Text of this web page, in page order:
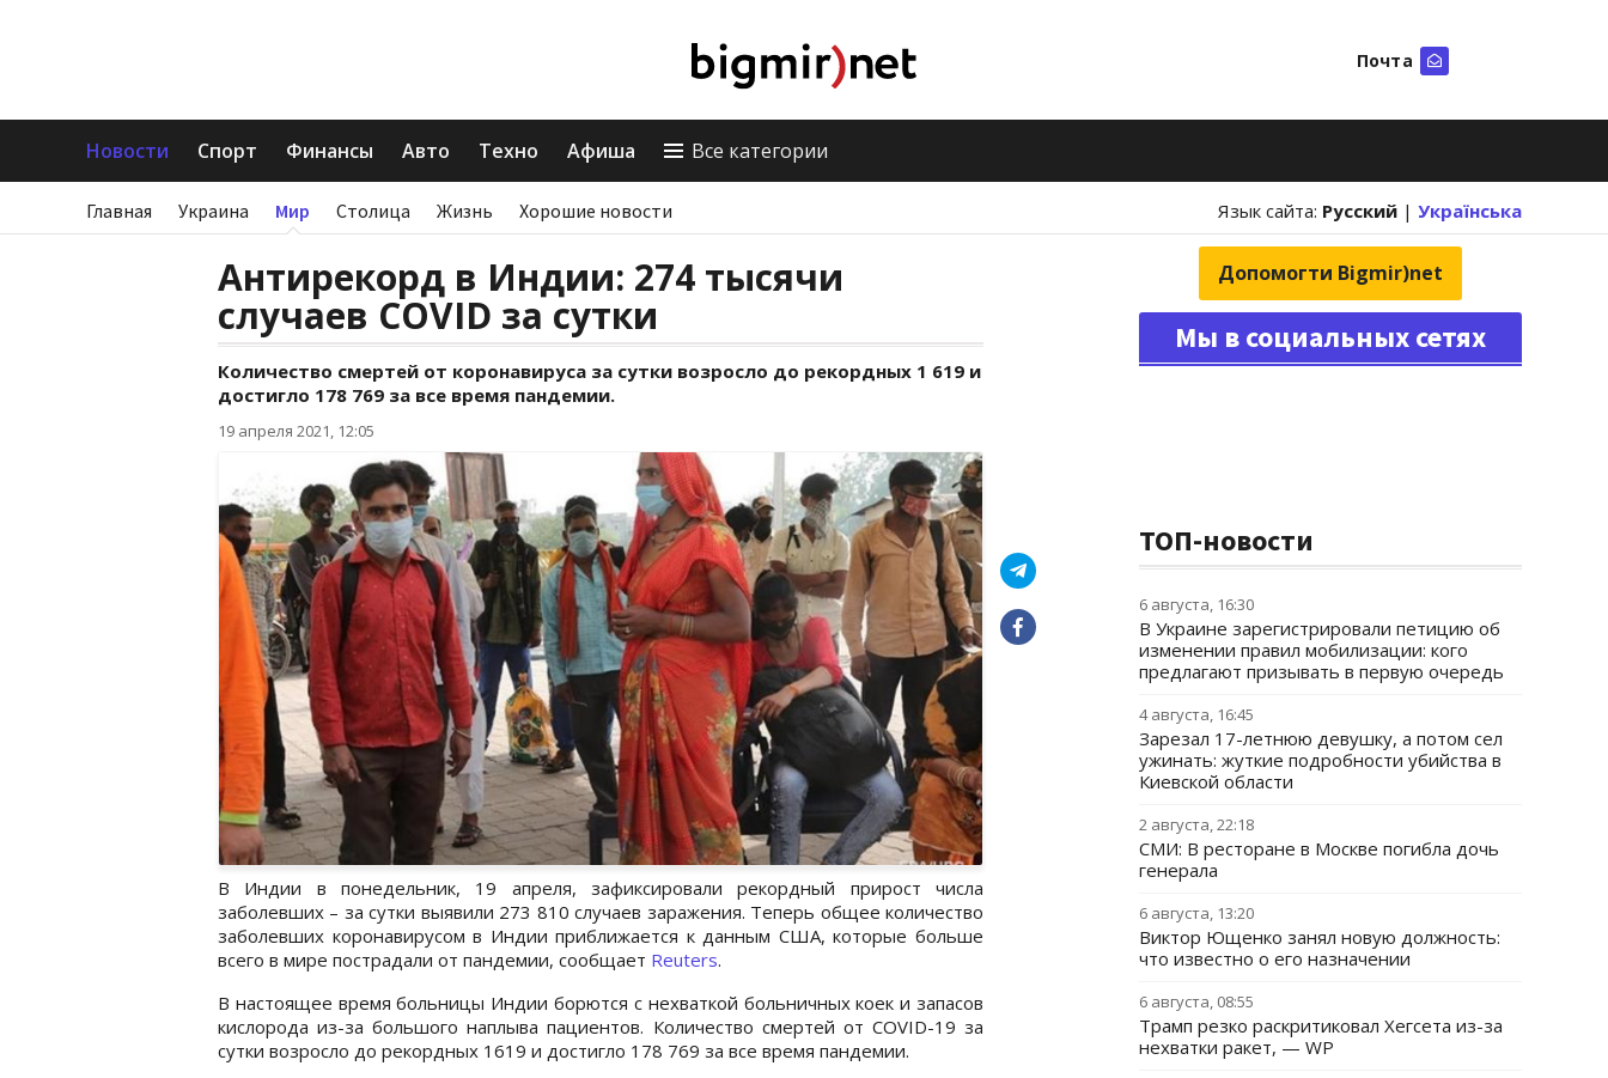
Почта
Новости Спорт Финансы Авто Техно Афиша Все категории
Главная Украина Мир Столица Жизнь Хорошие новости Язык сайта: Русский | Українська
Антирекорд в Индии: 274 тысячи
случаев COVID за сутки
Количество смертей от коронавируса за сутки возросло до рекордных 1 619 и
достигло 178 769 за все время пандемии.
19 апреля 2021, 12:05
В Индии в понедельник, 19 апреля, зафиксировали рекордный прирост числа
заболевших – за сутки выявили 273 810 случаев заражения. Теперь общее количество
заболевших коронавирусом в Индии приближается к данным США, которые больше
всего в мире пострадали от пандемии, сообщает Reuters.
В настоящее время больницы Индии борются с нехваткой больничных коек и запасов
кислорода из-за большого наплыва пациентов. Количество смертей от COVID-19 за
сутки возросло до рекордных 1619 и достигло 178 769 за все время пандемии.
Допомогти Bigmir)net
Мы в социальных сетях
ТОП-новости
6 августа, 16:30
В Украине зарегистрировали петицию об
изменении правил мобилизации: кого
предлагают призывать в первую очередь
4 августа, 16:45
Зарезал 17-летнюю девушку, а потом сел
ужинать: жуткие подробности убийства в
Киевской области
2 августа, 22:18
СМИ: В ресторане в Москве погибла дочь
генерала
6 августа, 13:20
Виктор Ющенко занял новую должность:
что известно о его назначении
6 августа, 08:55
Трамп резко раскритиковал Хегсета из-за
нехватки ракет, — WP